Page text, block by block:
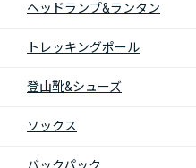
ヘッドランプ&ランタン
トレッキングポール
登山靴&シューズ
ソックス